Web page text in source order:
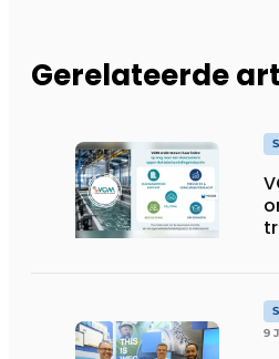
Gerelateerde
9